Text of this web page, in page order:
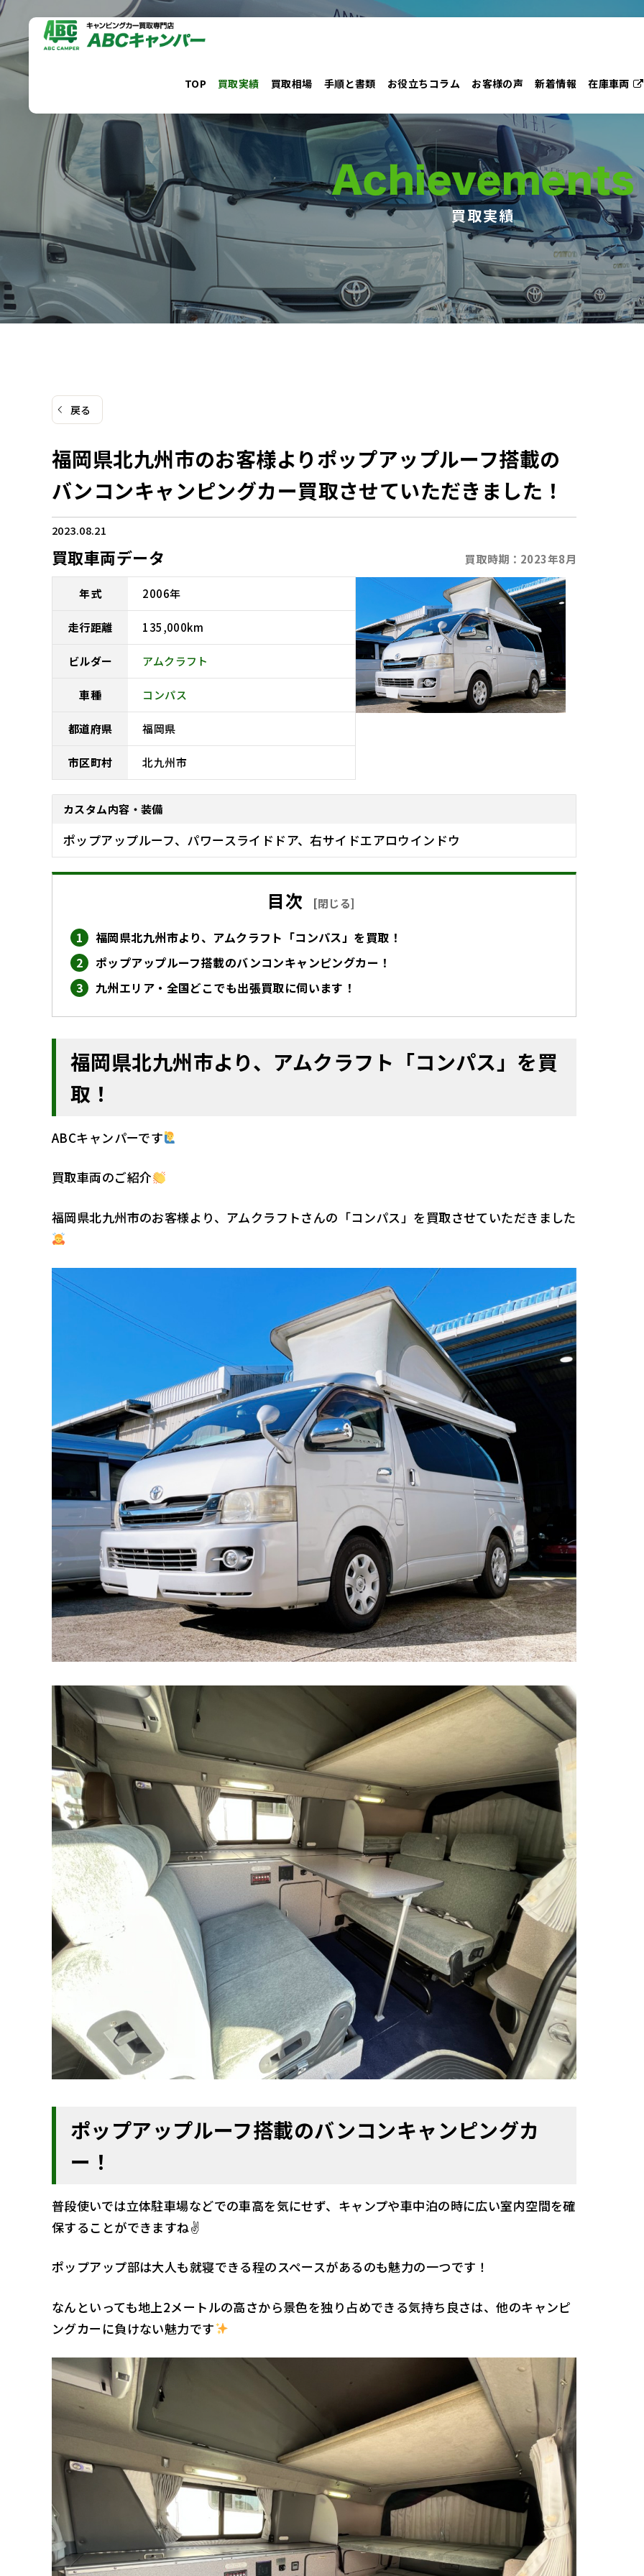
コ
テ
ン
TOP 買取実績 買取相場 手順と書類 お役立ちコラム お客様の声 新着情報 在庫車両
Achievements
買取実績
戻る
福岡県北九州市のお客様よりポップアップルーフ搭載の
バンコンキャンピングカー買取させていただきました！
2023.08.21
買取車両データ 買取時期： 2023年8月
年式 2006年
走行距離 135,000km
ビルダー アムクラフト
車種 コンパス
都道府県 福岡県
市区町村 北九州市
カスタム内容・装備
ポップアップルーフ、パワースライドドア、右サイドエアロウインドウ
目次 [閉じる]
福岡県北九州市より、アムクラフト「コンパス」を買取！
ポップアップルーフ搭載のバンコンキャンピングカー！
九州エリア・全国どこでも出張買取に伺います！
福岡県北九州市より、アムクラフト「コンパス」を買
取！
ABCキャンパーです
買取車両のご紹介
福岡県北九州市のお客様より、アムクラフトさんの「コンパス」を買取させていただきました
ポップアップルーフ搭載のバンコンキャンピングカ
ー！
普段使いでは立体駐車場などでの車高を気にせず、キャンプや車中泊の時に広い室内空間を確
保することができますね✌️
ポップアップ部は大人も就寝できる程のスペースがあるのも魅力の一つです！
なんといっても地上2メートルの高さから景色を独り占めできる気持ち良さは、他のキャンピ
ングカーに負けない魅力です